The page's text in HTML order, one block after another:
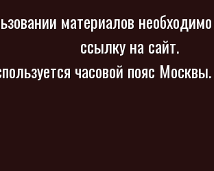
материалов
ссылку на сайт.
часовой пояс